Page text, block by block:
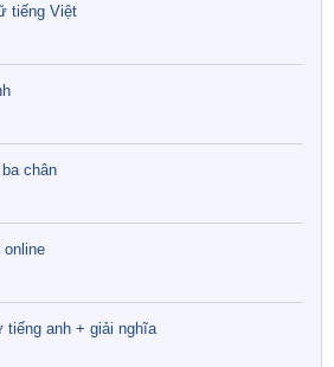
tiếng Việt
chân
tiếng anh + giải nghĩa